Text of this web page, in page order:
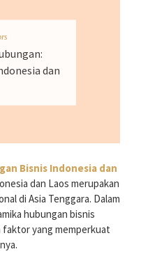
dan
Bisnis Indonesia dan
dan Laos merupakan
di Asia Tenggara. Dalam
hubungan bisnis
faktor yang memperkuat